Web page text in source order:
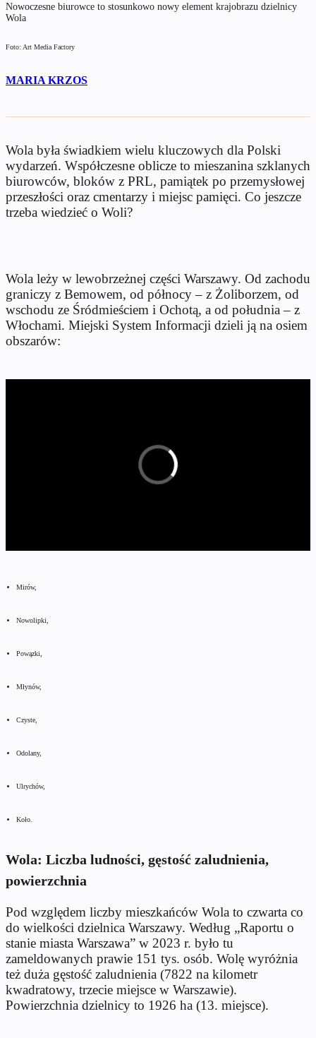
Nowoczesne biurowce to stosunkowo nowy element krajobrazu dzielnicy
Wola
Foto: Art Media Factory
MARIA KRZOS
Wola była świadkiem wielu kluczowych dla Polski
wydarzeń. Współczesne oblicze to mieszanina szklanych
biurowców, bloków z PRL, pamiątek po przemysłowej
przeszłości oraz cmentarzy i miejsc pamięci. Co jeszcze
trzeba wiedzieć o Woli?
Wola leży w lewobrzeżnej części Warszawy. Od zachodu
graniczy z Bemowem, od północy – z Żoliborzem, od
wschodu ze Śródmieściem i Ochotą, a od południa – z
Włochami. Miejski System Informacji dzieli ją na osiem
obszarów:
Mirów,
Nowolipki,
Powązki,
Młynów,
Czyste,
Odolany,
Ulrychów,
Koło.
Wola: Liczba ludności, gęstość zaludnienia,
powierzchnia
Pod względem liczby mieszkańców Wola to czwarta co
do wielkości dzielnica Warszawy. Według „Raportu o
stanie miasta Warszawa” w 2023 r. było tu
zameldowanych prawie 151 tys. osób. Wolę wyróżnia
też duża gęstość zaludnienia (7822 na kilometr
kwadratowy, trzecie miejsce w Warszawie).
Powierzchnia dzielnicy to 1926 ha (13. miejsce).